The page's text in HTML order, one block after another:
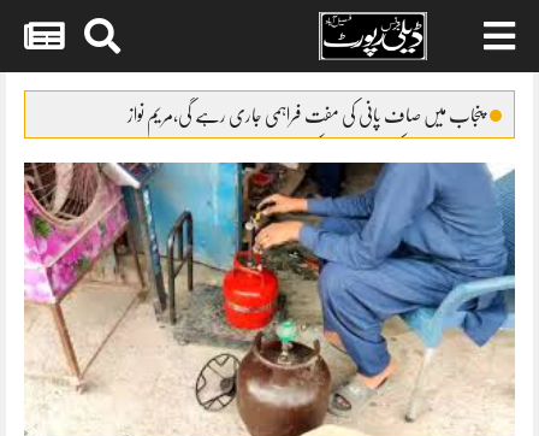
contentپنجاب میں صاف پانی کی مفت فراہمی جاری رہے گی،مریم نواز
جڑانوالہ میں بھیک مانگنے والی لڑکیاں نوجوان نسل کو گمراہ کرنے لگیں
ایڈہاک ملازمین کے الائونسز منجمد
حج اخراجات جمع کرانے کے طریقہ کار میں تبدیلی کا فیصلہ